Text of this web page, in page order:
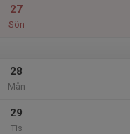
27
Sön
28
Mån
29
Tis